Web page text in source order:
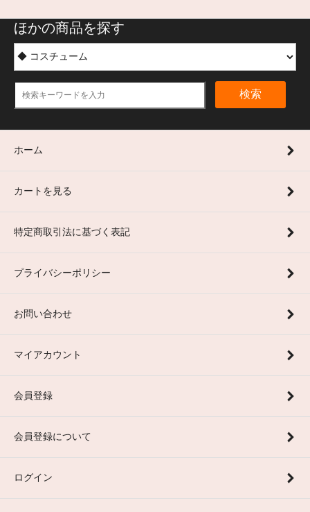
ほかの商品を探す
検索
ホーム
カートを見る
特定商取引法に基づく表記
プライバシーポリシー
お問い合わせ
マイアカウント
会員登録
会員登録について
ログイン